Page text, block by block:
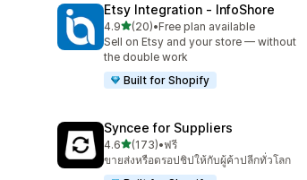
Etsy Integration ‑ InfoShore
4.9เต็ม 5 ดาว
(20)
ทั้งหมด 20 รีวิว
•Free plan available
Sell on Etsy and your store — without
the double work
Built for Shopify
Syncee for Suppliers
4.6เต็ม 5 ดาว
(173)
ทั้งหมด 173 รีวิว
•ฟรี
ขายส่งหรือดรอปชิปให้กับผู้ค้าปลีกทั่วโลก